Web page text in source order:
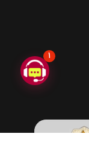
1